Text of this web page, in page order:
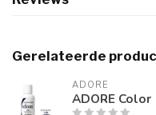
Gerelateerde
ADORE
ADORE